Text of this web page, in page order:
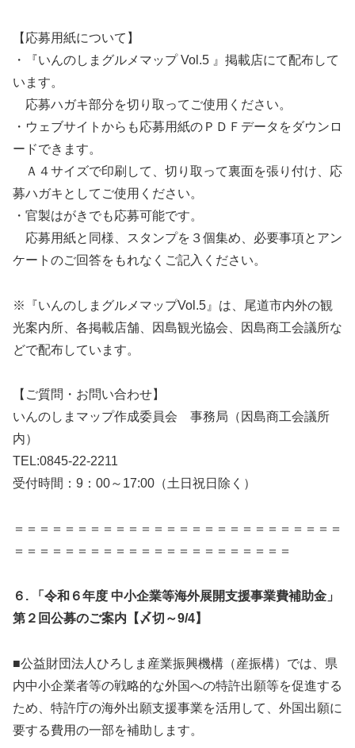
【応募用紙について】
・『いんのしまグルメマップ Vol.5 』掲載店にて配布して
います。
応募ハガキ部分を切り取ってご使用ください。
・ウェブサイトからも応募用紙のＰＤＦデータをダウンロ
ードできます。
Ａ４サイズで印刷して、切り取って裏面を張り付け、応
募ハガキとしてご使用ください。
・官製はがきでも応募可能です。
応募用紙と同様、スタンプを３個集め、必要事項とアン
ケートのご回答をもれなくご記入ください。
※『いんのしまグルメマップVol.5』は、尾道市内外の観
光案内所、各掲載店舗、因島観光協会、因島商工会議所な
どで配布しています。
【ご質問・お問い合わせ】
いんのしまマップ作成委員会 事務局（因島商工会議所
内）
TEL:0845-22-2211
受付時間：9：00～17:00（土日祝日除く）
＝＝＝＝＝＝＝＝＝＝＝＝＝＝＝＝＝＝＝＝＝＝＝＝＝＝
＝＝＝＝＝＝＝＝＝＝＝＝＝＝＝＝＝＝＝＝＝＝
６.
「令和６年度 中小企業等海外展開支援事業費補助金」
第２回公募のご案内【〆切～9/4】
■公益財団法人ひろしま産業振興機構（産振構）では、県
内中小企業者等の戦略的な外国への特許出願等を促進する
ため、特許庁の海外出願支援事業を活用して、外国出願に
要する費用の一部を補助します。